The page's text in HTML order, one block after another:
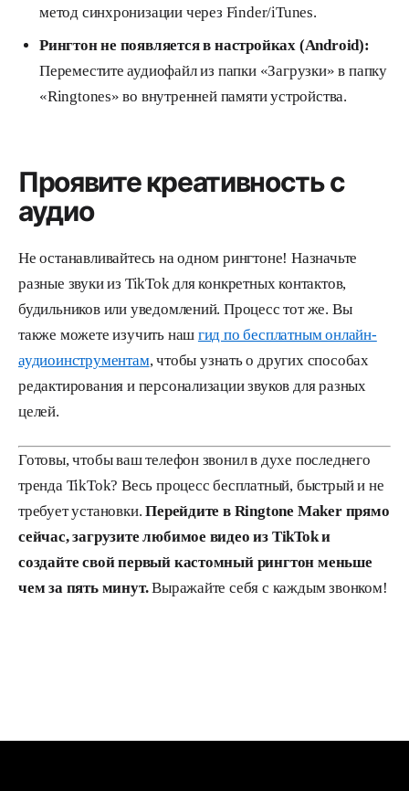
метод синхронизации через Finder/iTunes.
Рингтон не появляется в настройках (Android):
Переместите аудиофайл из папки «Загрузки» в папку
«Ringtones» во внутренней памяти устройства.
Проявите креативность с
аудио
Не останавливайтесь на одном рингтоне! Назначьте
разные звуки из TikTok для конкретных контактов,
будильников или уведомлений. Процесс тот же. Вы
также можете изучить наш гид по бесплатным онлайн-
аудиоинструментам, чтобы узнать о других способах
редактирования и персонализации звуков для разных
целей.
Готовы, чтобы ваш телефон звонил в духе последнего
тренда TikTok? Весь процесс бесплатный, быстрый и не
требует установки.Перейдите в Ringtone Maker прямо
сейчас, загрузите любимое видео из TikTok и
создайте свой первый кастомный рингтон меньше
чем за пять минут.Выражайте себя с каждым звонком!